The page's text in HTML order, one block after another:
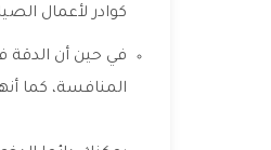
كوادر لأعمال
في حين أن الدقة
المنافسة، كما